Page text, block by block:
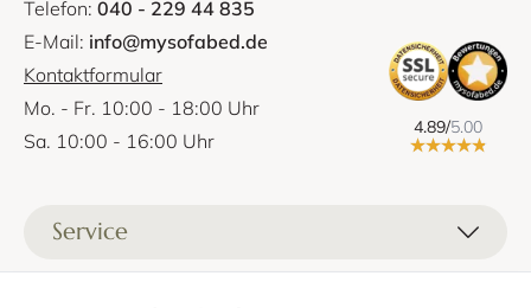
Wählen Sie aus einer großen Auswahl an edlen Softline-
Stoffen oder den
Premium-KVADRAT-Stoffen
persönlichen Favoriten für die MADISON-Serie von Softline.
Weitere beliebte Schlafsofa-Modelle:
CozyPad Schlafsofa & Schlafsessel
Telefon: 040 - 229 44 835
E-Mail: info@mysofabed.de
Kontaktformular
Mo. - Fr. 10:00 - 18:00 Uhr
Sa. 10:00 - 16:00 Uhr
4.89/5.00
Service